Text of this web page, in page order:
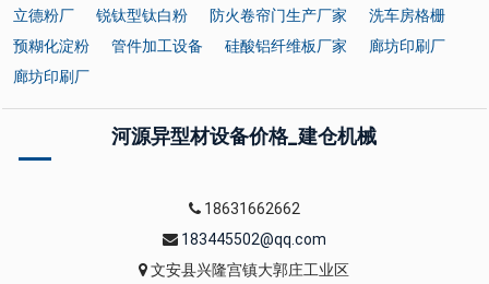
立德粉厂
锐钛型钛白粉 防火卷帘门生产厂家
洗车房格栅
预糊化淀粉
管件加工设备 硅酸铝纤维板厂家
廊坊印刷厂
廊坊印刷厂
河源异型材设备价格_建仓机械
18631662662
183445502@qq.com
文安县兴隆宫镇大郭庄工业区